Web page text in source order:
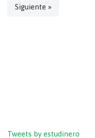
Siguiente »
Tweets by estudinero